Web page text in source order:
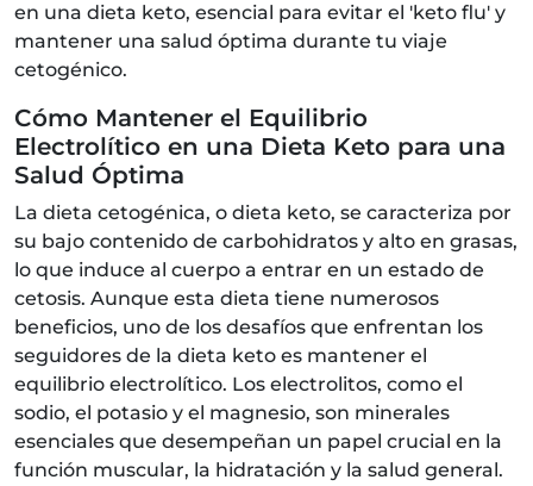
en una dieta keto, esencial para evitar el 'keto flu' y
mantener una salud óptima durante tu viaje
cetogénico.
Cómo Mantener el Equilibrio
Electrolítico en una Dieta Keto para una
Salud Óptima
La dieta cetogénica, o dieta keto, se caracteriza por
su bajo contenido de carbohidratos y alto en grasas,
lo que induce al cuerpo a entrar en un estado de
cetosis. Aunque esta dieta tiene numerosos
beneficios, uno de los desafíos que enfrentan los
seguidores de la dieta keto es mantener el
equilibrio electrolítico. Los electrolitos, como el
sodio, el potasio y el magnesio, son minerales
esenciales que desempeñan un papel crucial en la
función muscular, la hidratación y la salud general.